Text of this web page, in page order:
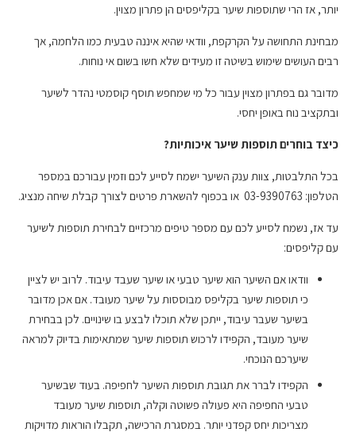
יותר, אז הרי שתוספות שיער בקליפסים הן פתרון מצוין.
מבחינת התחושה על הקרקפת, וודאי שהיא איננה טבעית כמו הלחמה, אך
רבים העושים שימוש בשיטה זו מעידים שלא חשו בשום אי נוחות.
מדובר גם בפתרון מצוין עבור כל מי שמחפש תוסף קוסמטי נהדר לשיער
ובתקציב נוח באופן יחסי.
כיצד בוחרים תוספות שיער איכותיות?
בכל התלבטות, צוות ענק השיער ישמח לסייע לכם וזמין עבורכם במספר
הטלפון: 03-9390763 או בכפוף להשארת פרטים לצורך קבלת שיחה מנציג.
עד אז, נשמח לסייע לכם עם מספר טיפים מרכזיים לבחירת תוספות לשיער
עם קליפסים:
וודאו אם השיער הוא שיער טבעי או שיער שעבד עיבוד. לרוב יש לציין
כי תוספות שיער בקליפס מבוססות על שיער מעובד. אם אכן מדובר
בשיער שעבר עיבוד, ייתכן שלא תוכלו לבצע בו שינויים. לכן בבחירת
שיער מעובד, הקפידו לרכוש תוספות שיער שמתאימות בדיוק למראה
שיערכם הנוכחי.
הקפידו לברר את תגובת תוספות השיער לחפיפה. בעוד שבשיער
טבעי החפיפה היא פעולה פשוטה וקלה, תוספות שיער מעובד
מצריכות יחס קפדני יותר. במסגרת הרכישה, תקבלו הוראות מדויקות